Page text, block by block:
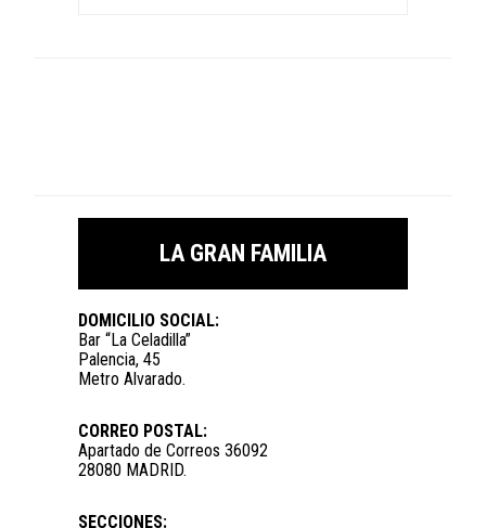
LA GRAN FAMILIA
DOMICILIO SOCIAL:
Bar “La Celadilla”
Palencia, 45
Metro Alvarado.
CORREO POSTAL:
Apartado de Correos 36092
28080 MADRID.
SECCIONES: